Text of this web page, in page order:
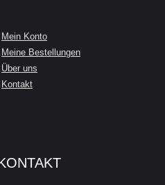
Mein Konto
Meine Bestellungen
Über uns
Kontakt